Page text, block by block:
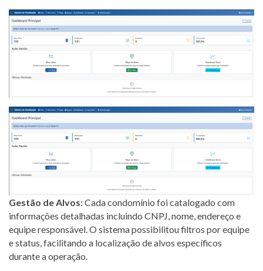
Gestão de Alvos:Cada condomínio foi catalogado com
informações detalhadas incluindo CNPJ, nome, endereço e
equipe responsável. O sistema possibilitou filtros por equipe
e status, facilitando a localização de alvos específicos
durante a operação.